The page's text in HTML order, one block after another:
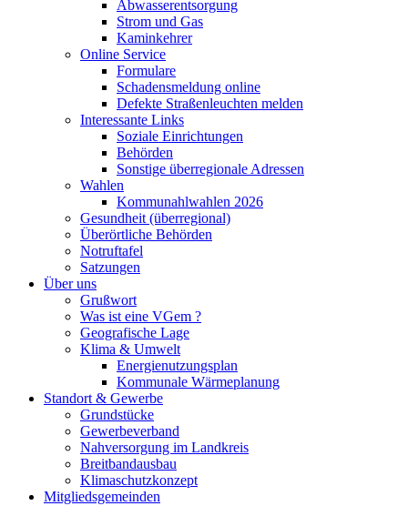
Abwasserentsorgung
Strom und Gas
Kaminkehrer
Online Service
Formulare
Schadensmeldung online
Defekte Straßenleuchten melden
Interessante Links
Soziale Einrichtungen
Behörden
Sonstige überregionale Adressen
Wahlen
Kommunahlwahlen 2026
Gesundheit (überregional)
Überörtliche Behörden
Notruftafel
Satzungen
Über uns
Grußwort
Was ist eine VGem ?
Geografische Lage
Klima & Umwelt
Energienutzungsplan
Kommunale Wärmeplanung
Standort & Gewerbe
Grundstücke
Gewerbeverband
Nahversorgung im Landkreis
Breitbandausbau
Klimaschutzkonzept
Mitgliedsgemeinden